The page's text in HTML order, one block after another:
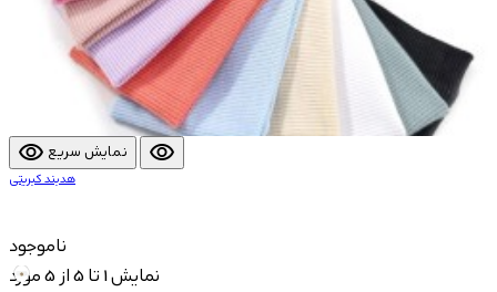
visibility نمایش سریع visibility
هدبند کبریتی
ناموجود
نمایش 1 تا 5 از 5 مورد